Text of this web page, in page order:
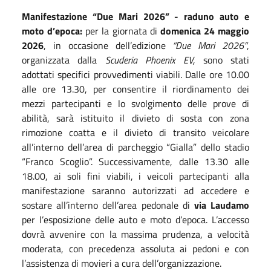
Manifestazione “Due Mari 2026” - raduno auto e
moto d’epoca: per la giornata di domenica 24 maggio
2026, in occasione dell’edizione “Due Mari 2026”,
organizzata dalla Scuderia Phoenix EV, sono stati
adottati specifici provvedimenti viabili. Dalle ore 10.00
alle ore 13.30, per consentire il riordinamento dei
mezzi partecipanti e lo svolgimento delle prove di
abilità, sarà istituito il divieto di sosta con zona
rimozione coatta e il divieto di transito veicolare
all’interno dell’area di parcheggio “Gialla” dello stadio
“Franco Scoglio”. Successivamente, dalle 13.30 alle
18.00, ai soli fini viabili, i veicoli partecipanti alla
manifestazione saranno autorizzati ad accedere e
sostare all’interno dell’area pedonale di via Laudamo
per l’esposizione delle auto e moto d’epoca. L’accesso
dovrà avvenire con la massima prudenza, a velocità
moderata, con precedenza assoluta ai pedoni e con
l’assistenza di movieri a cura dell’organizzazione.